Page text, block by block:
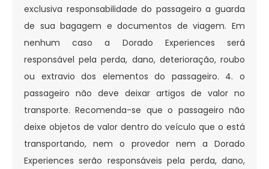
exclusiva responsabilidade do passageiro a guarda
de sua bagagem e documentos de viagem. Em
nenhum caso a Dorado Experiences será
responsável pela perda, dano, deterioração, roubo
ou extravio dos elementos do passageiro. 4. o
passageiro não deve deixar artigos de valor no
transporte. Recomenda-se que o passageiro não
deixe objetos de valor dentro do veículo que o está
transportando, nem o provedor nem a Dorado
Experiences serão responsáveis pela perda, dano,